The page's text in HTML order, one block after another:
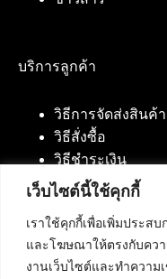
เว็บไซต์นี้ใช้คุกกี้
เราใช้คุกกี้เพื่อเพิ่มประส
และโฆษณาให้ตรงกับควา
งานเว็บไซต์และทำความ
บริการลูกค้า
วิธีการจัดส่งสินค้า
วิธีสั่งซื้อ
วิธีชำระเงิน
ติดต่อเรา